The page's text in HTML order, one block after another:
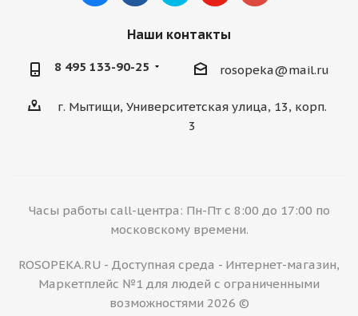
Наши контакты
8 495 133-90-25 rosopeka@mail.ru
г. Мытищи, Университетская улица, 13, корп.
3
Часы работы call-центра: Пн-Пт с 8:00 до 17:00 по
московскому времени.
ROSOPEKA.RU - Доступная среда - Интернет-магазин,
Маркетплейс №1 для людей с ограниченными
возможностями 2026 ©